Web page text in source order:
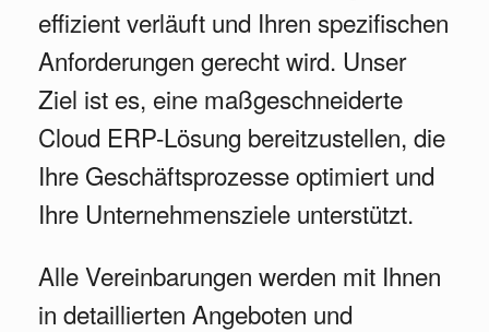
effizient verläuft und Ihren spezifischen
Anforderungen gerecht wird. Unser
Ziel ist es, eine maßgeschneiderte
Cloud ERP-Lösung bereitzustellen, die
Ihre Geschäftsprozesse optimiert und
Ihre Unternehmensziele unterstützt.
Alle Vereinbarungen werden mit Ihnen
in detaillierten Angeboten und